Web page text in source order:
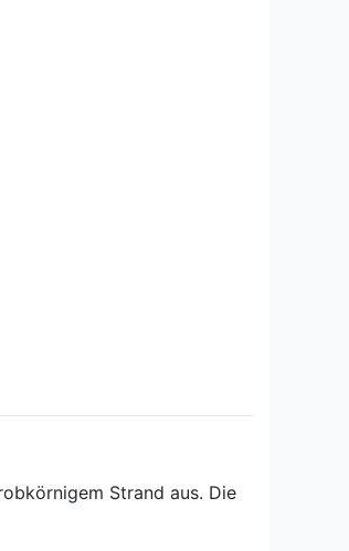
Strand aus. Die